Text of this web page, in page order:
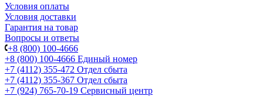
Условия оплаты
Условия доставки
Гарантия на товар
Вопросы и ответы
+8 (800) 100-4666
+8 (800) 100-4666 Единый номер
+7 (4112) 355-472 Отдел сбыта
+7 (4112) 355-367 Отдел сбыта
+7 (924) 765-70-19 Сервисный центр